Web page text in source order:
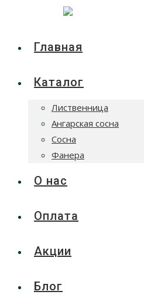
Главная
Каталог
Лиственница
Ангарская сосна
Сосна
Фанера
О нас
Оплата
Акции
Блог